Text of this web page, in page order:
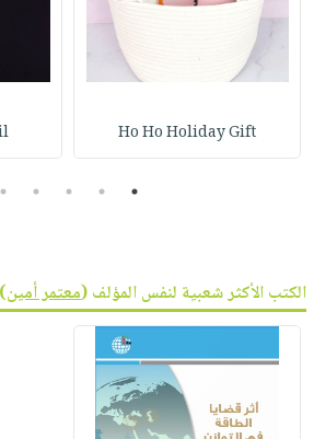
Ho Ho Holiday Gift
1
2
3
4
5
الكتب الأكثر شعبية لنفس المؤلف (معتمر أمين)